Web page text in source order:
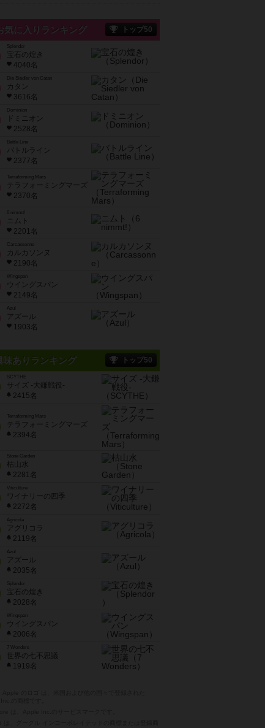
気に入りランキング トップ50
宝石の煌き
4040名
Die Siedler von Catan
カタン
3616名
ドミニオン
2528名
Battle Line
バトルライン
2377名
Terraforming Mars
テラフォーミングマーズ
2370名
ニムト
2201名
Carcassonne
カルカソンヌ
2190名
Wingspan
ウイングスパン
2149名
Azul
アズール
1903名
味ありランキング トップ50
SCYTHE
サイズ -大鎌戦役-
2415名
Terraforming Mars
テラフォーミングマーズ
2394名
Stone Garden
枯山水
2281名
Viticulture
ワイナリーの四季
2272名
Agricola
アグリコラ
2119名
Azul
アズール
2035名
宝石の煌き
2028名
Wingspan
ウイングスパン
2006名
7 Wonders
世界の七不思議
1919名